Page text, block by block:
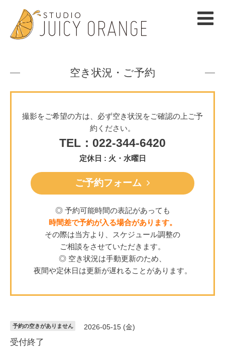
空き状況・ご予約
撮影をご希望の方は、必ず空き状況をご確認の上ご予
約ください。
TEL：022-344-6420
定休日 : 火・水曜日
ご予約フォーム
◎ 予約可能時間の表記があっても
時間差で予約が入る場合があります。
その際は当方より、スケジュール調整の
ご相談をさせていただきます。
◎ 空き状況は手動更新のため、
夜間や定休日は更新が遅れることがあります。
予約の空きがありません 2026-05-15 (金)
受付終了